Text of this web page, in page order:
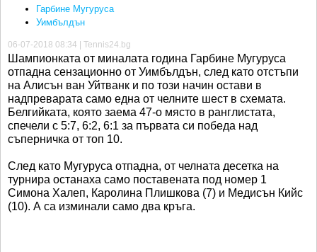
Гарбине Мугуруса
Уимбълдън
06-07-2018 08:34 | Tennis24.bg
Шампионката от миналата година Гарбине Мугуруса
отпадна сензационно от Уимбълдън, след като отстъпи
на Алисън ван Уйтванк и по този начин остави в
надпреварата само една от челните шест в схемата.
Белгийката, която заема 47-о място в ранглистата,
спечели с 5:7, 6:2, 6:1 за първата си победа над
съперничка от топ 10.
След като Мугуруса отпадна, от челната десетка на
турнира останаха само поставената под номер 1
Симона Халеп, Каролина Плишкова (7) и Медисън Кийс
(10). А са изминали само два кръга.